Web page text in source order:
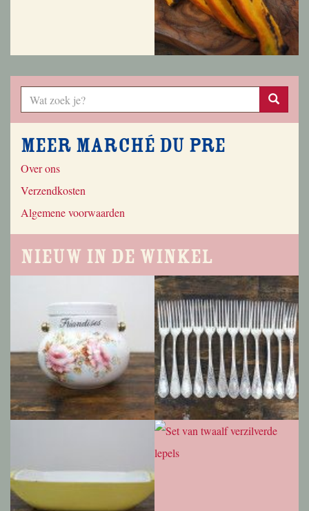
Meer Marché du Pre
Over ons
Verzendkosten
Algemene voorwaarden
Nieuw in de winkel